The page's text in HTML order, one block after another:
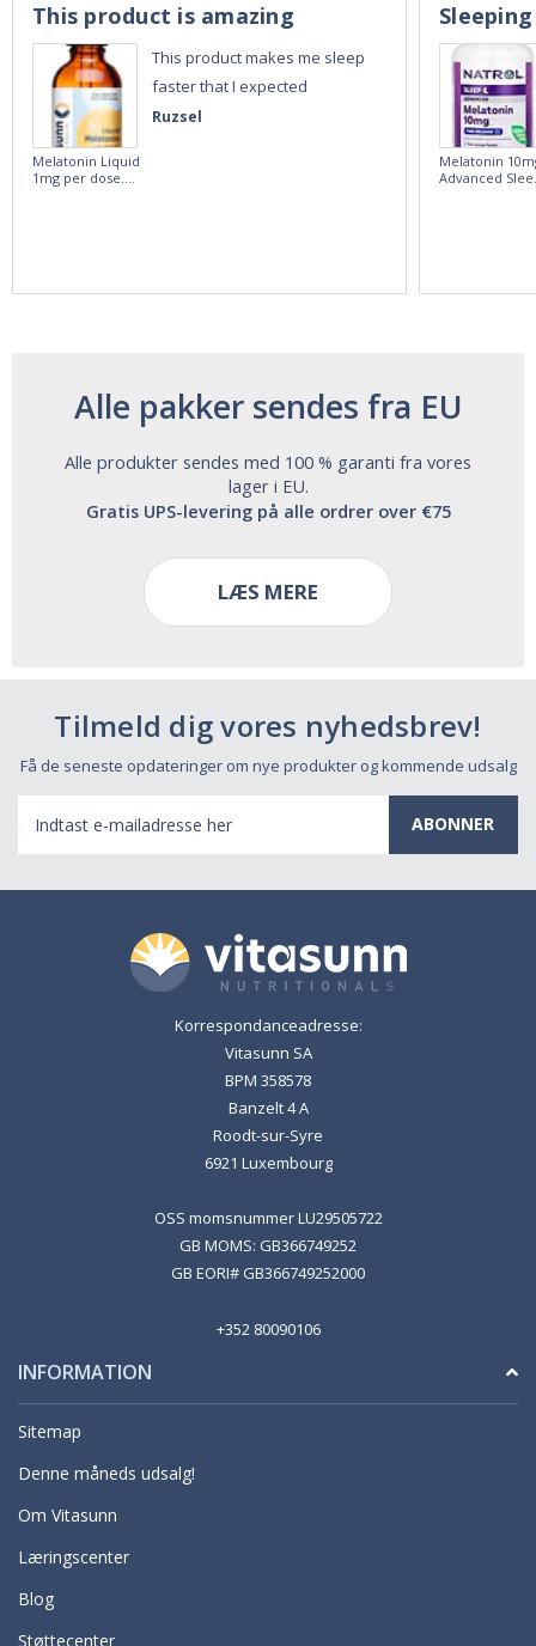
Ruzsel
This product is amazing
This product makes me sleep
faster that I expected
Melatonin Liquid
1mg per dose.
Melatonin
Advanced
Alle pakker sendes fra EU
Alle produkter sendes med 100 % garanti fra vores
lager i EU.
Gratis UPS-levering på alle ordrer over €75
LÆS MERE
Tilmeld dig vores nyhedsbrev!
Få de seneste opdateringer om nye produkter og kommende udsalg
mail-
adresse
Korrespondanceadresse:
Vitasunn SA
BPM 358578
Banzelt 4 A
Roodt-sur-Syre
6921 Luxembourg
OSS momsnummer LU29505722
GB MOMS: GB366749252
GB EORI# GB366749252000
+352 80090106
INFORMATION
Sitemap
Denne måneds udsalg!
Om Vitasunn
Læringscenter
Blog
Støttecenter